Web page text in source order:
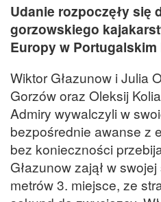
Udanie rozpoczęły się
gorzowskiego
Europy w Portugalskim
Wiktor Głazunow i Julia
Gorzów oraz Oleksij
Admiry wywalczyli w
bezpośrednie awanse z
bez konieczności
Głazunow zajął w
metrów 3. miejsce, ze